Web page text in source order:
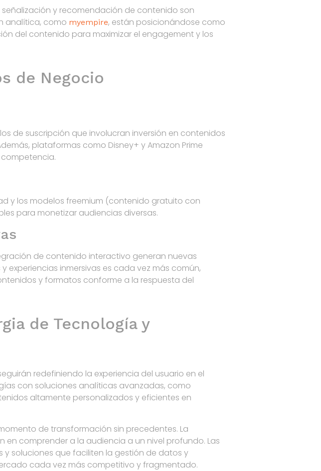
y recomendación de contenido son
analítica, como myempire, están posicionándose como
del contenido para maximizar el engagement y los
de Negocio
de suscripción que involucran inversión en contenidos
plataformas como Disney+ y Amazon Prime
y los modelos freemium (contenido gratuito con
para monetizar audiencias diversas.
de contenido interactivo generan nuevas
experiencias inmersivas es cada vez más común,
y formatos conforme a la respuesta del
de Tecnología y
redefiniendo la experiencia del usuario en el
con soluciones analíticas avanzadas, como
altamente personalizados y eficientes en
de transformación sin precedentes. La
comprender a la audiencia a un nivel profundo. Las
soluciones que faciliten la gestión de datos y
cada vez más competitivo y fragmentado.